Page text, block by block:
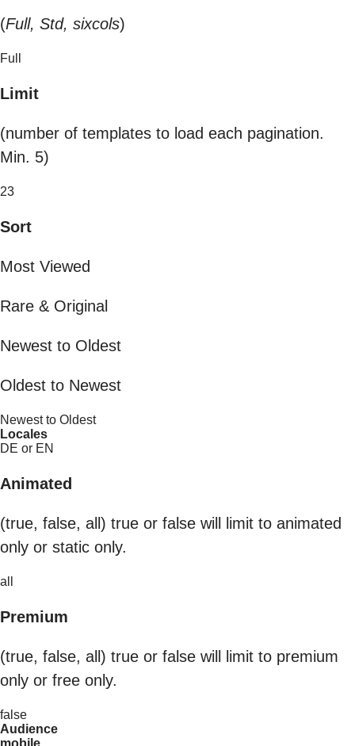
(Full, Std, sixcols)
Full
Limit
(number of templates to load each pagination.
Min. 5)
23
Sort
Most Viewed
Rare & Original
Newest to Oldest
Oldest to Newest
Newest to Oldest
Locales
DE or EN
Animated
(true, false, all) true or false will limit to animated
only or static only.
all
Premium
(true, false, all) true or false will limit to premium
only or free only.
false
Audience
mobile